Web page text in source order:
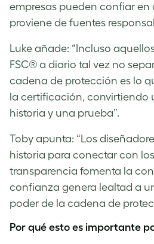
empresas pueden confiar
proviene de fuentes
Luke añade: “Incluso
FSC® a diario tal vez no
cadena de protección es lo
la certificación, convirtiendo
historia y una prueba”.
Toby apunta: “Los
historia para conectar con
transparencia fomenta la
confianza genera lealtad a
poder de la cadena de
Por qué esto es importante